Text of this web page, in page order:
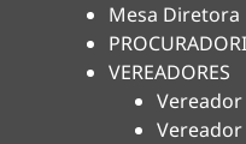
Mesa Diretora
VEREADORES
Vereador